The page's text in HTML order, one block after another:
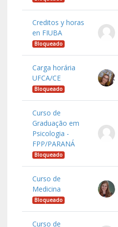
Creditos y horas
en FIUBA
Bloqueado
Carga horária
UFCA/CE
Bloqueado
Curso de
Graduação em
Psicologia -
FPP/PARANÁ
Bloqueado
Curso de
Medicina
Bloqueado
Curso de